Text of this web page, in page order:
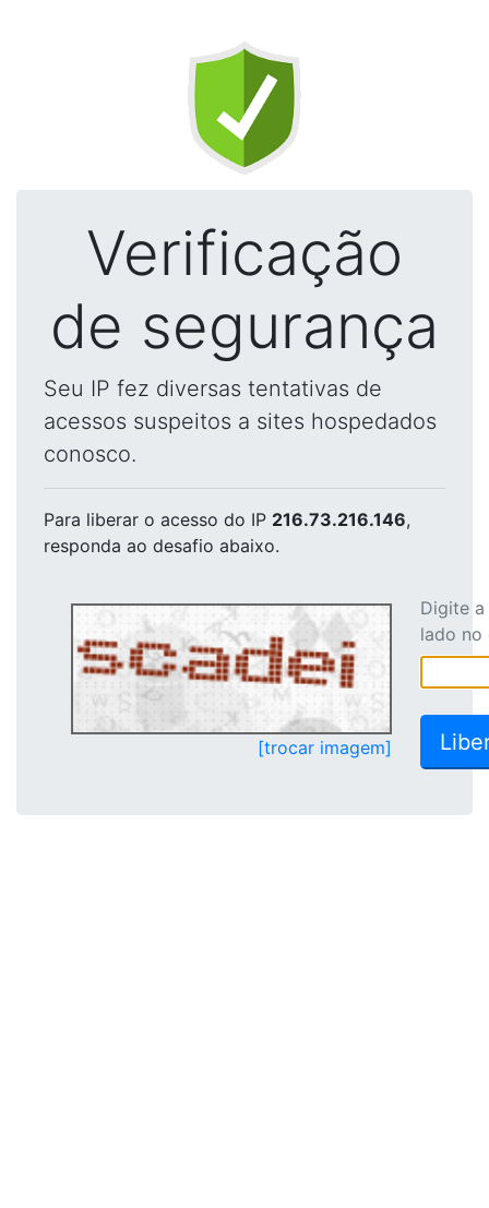
Verificação
de segurança
Seu IP fez diversas tentativas de
acessos suspeitos a sites hospedados
conosco.
Para liberar o acesso do IP 216.73.216.146,
responda ao desafio abaixo.
[trocar imagem]
Digite
lado no